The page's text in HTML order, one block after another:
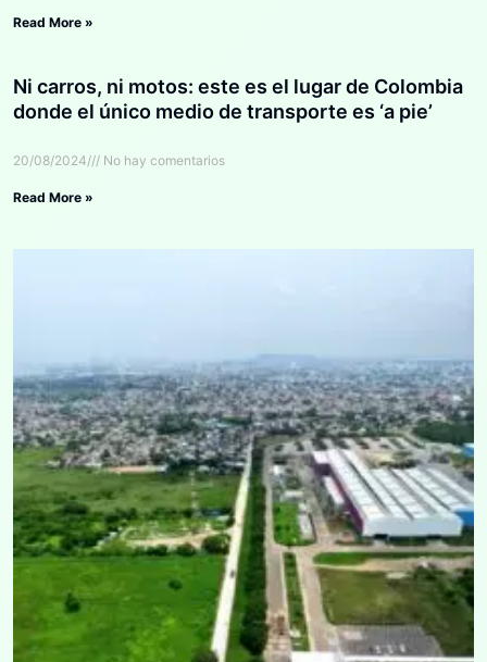
Read More »
Ni carros, ni motos: este es el lugar de Colombia
donde el único medio de transporte es ‘a pie’
20/08/2024 No hay comentarios
Read More »